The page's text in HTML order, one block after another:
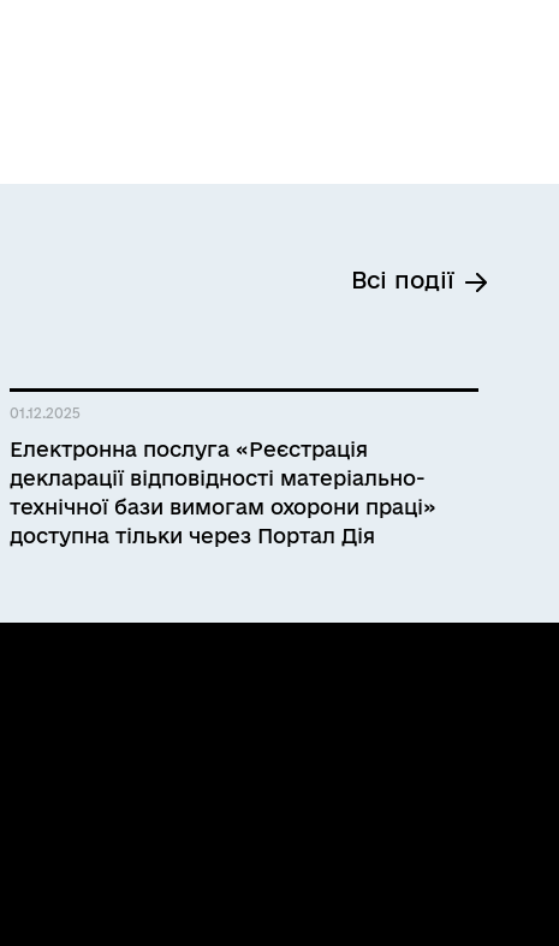
Всі події
01.12.2025
Електронна послуга «Реєстрація
декларації відповідності матеріально-
технічної бази вимогам охорони праці»
доступна тільки через Портал Дія